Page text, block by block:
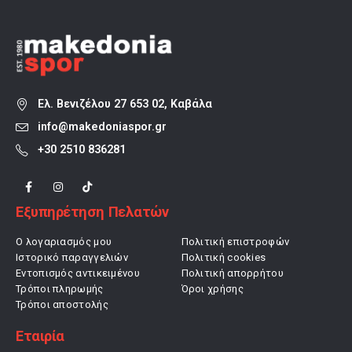
Ελ. Βενιζέλου 27 653 02, Καβάλα
info@makedoniaspor.gr
+30 2510 836281
Εξυπηρέτηση Πελατών
Ο λογαριασμός μου
Ιστορικό παραγγελιών
Εντοπισμός αντικειμένου
Τρόποι πληρωμής
Τρόποι αποστολής
Πολιτική επιστροφών
Πολιτική cookies
Πολιτική απορρήτου
Όροι χρήσης
Εταιρία